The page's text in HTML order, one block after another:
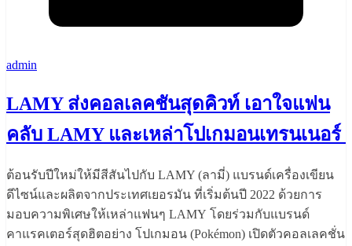
admin
LAMY ส่งคอลเลคชันสุดคิวท์ เอาใจแฟน
คลับ LAMY และเหล่าโปเกมอนเทรนเนอร์
ต้อนรับปีใหม่ให้มีสีสันไปกับ LAMY (ลามี่) แบรนด์เครื่องเขียน
ดีไซน์และผลิตจากประเทศเยอรมัน ที่เริ่มต้นปี 2022 ด้วยการ
มอบความพิเศษให้เหล่าแฟนๆ LAMY โดยร่วมกับแบรนด์
คาแรคเตอร์สุดฮิตอย่าง โปเกมอน (Pokémon) เปิดตัวคอลเลคชั่น